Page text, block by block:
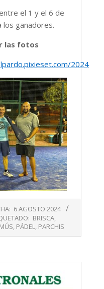
el 1 y el 6 de
los ganadores.
las fotos
6 AGOSTO 2024
BRISCA,
MÚS, PÁDEL, PARCHIS